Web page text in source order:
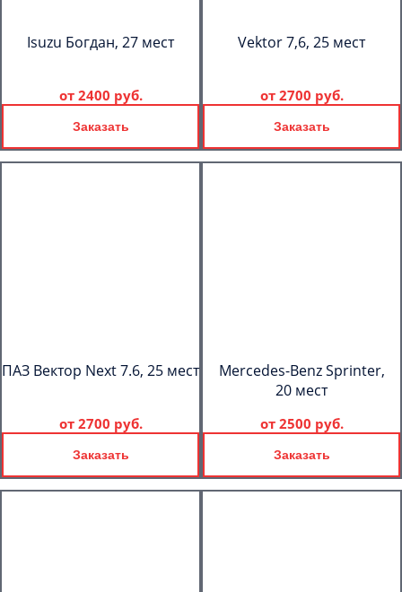
Isuzu Богдан, 27 мест
от 2400 руб.
Заказать
Vektor 7,6, 25 мест
от 2700 руб.
Заказать
ПАЗ Вектор Next 7.6, 25 мест
от 2700 руб.
Заказать
Mercedes-Benz Sprinter,
20 мест
от 2500 руб.
Заказать